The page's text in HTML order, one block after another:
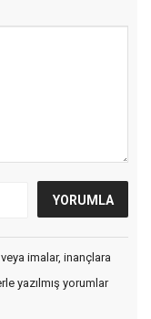
imalar, inançlara
yazılmış yorumlar